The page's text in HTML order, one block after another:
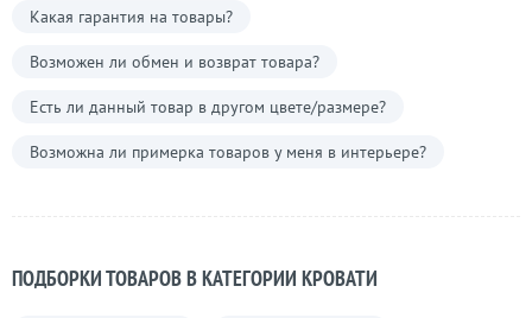
Какая гарантия на товары?
Возможен ли обмен и возврат товара?
Есть ли данный товар в другом цвете/размере?
Возможна ли примерка товаров у меня в интерьере?
ПОДБОРКИ ТОВАРОВ В КАТЕГОРИИ КРОВАТИ